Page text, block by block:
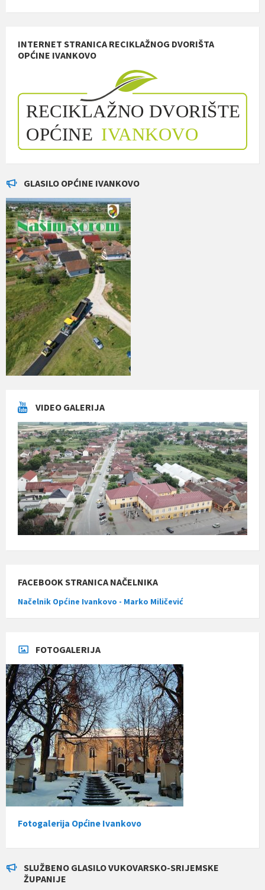
INTERNET STRANICA RECIKLAŽNOG DVORIŠTA
OPĆINE IVANKOVO
GLASILO OPĆINE IVANKOVO
VIDEO GALERIJA
FACEBOOK STRANICA NAČELNIKA
Načelnik Općine Ivankovo - Marko Miličević
FOTOGALERIJA
Fotogalerija Općine Ivankovo
SLUŽBENO GLASILO VUKOVARSKO-SRIJEMSKE
ŽUPANIJE